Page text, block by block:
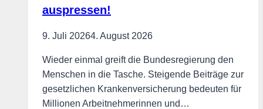
auspressen!
9. Juli 20264. August 2026
Wieder einmal greift die Bundesregierung den
Menschen in die Tasche. Steigende Beiträge zur
gesetzlichen Krankenversicherung bedeuten für
Millionen Arbeitnehmerinnen und…